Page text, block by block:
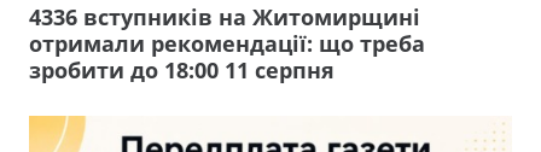
4336 вступників на Житомирщині
отримали рекомендації: що треба
зробити до 18:00 11 серпня